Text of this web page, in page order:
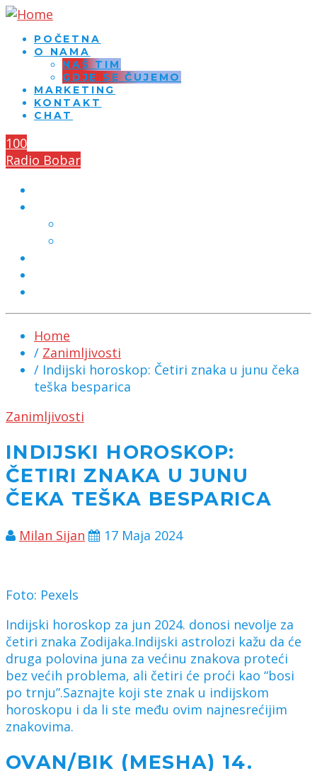
POČETNA
O NAMA
NAŠ TIM
GDJE SE ČUJEMO
MARKETING
KONTAKT
CHAT
100
Radio Bobar
Home
/ Zanimljivosti
/ Indijski horoskop: Četiri znaka u junu čeka
teška besparica
Zanimljivosti
INDIJSKI HOROSKOP:
ČETIRI ZNAKA U JUNU
ČEKA TEŠKA BESPARICA
Milan Sijan 17 Maja 2024
Foto: Pexels
Indijski horoskop za jun 2024. donosi nevolje za
četiri znaka Zodijaka.Indijski astrolozi kažu da će
druga polovina juna za većinu znakova proteći
bez većih problema, ali četiri će proći kao “bosi
po trnju”.Saznajte koji ste znak u indijskom
horoskopu i da li ste među ovim najnesrećijim
znakovima.
OVAN/BIK (MESHA) 14.